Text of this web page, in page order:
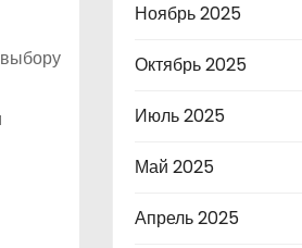
Ноябрь 2025
Октябрь 2025
Июль 2025
Май 2025
Апрель 2025